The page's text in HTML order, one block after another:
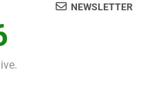
Berbagai Informasi Menarik
Dan Persiapan Kedua Tim
Jalalive untuk Menikmati Aksi
Dua Klub Eropa Penuh Prestise
NEWSLETTER